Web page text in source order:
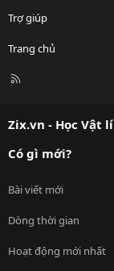
Trợ giúp
Trang chủ
R
Zix.vn - Học Vật
Có gì mới?
Bài viết mới
Dòng thời gian
Hoạt động mới nhất